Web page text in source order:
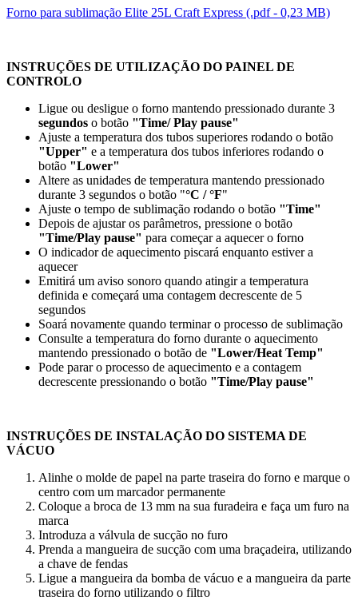
Forno para sublimação Elite 25L Craft Express (.pdf - 0,23 MB)
INSTRUÇÕES DE UTILIZAÇÃO DO PAINEL DE
CONTROLO
Ligue ou desligue o forno mantendo pressionado durante 3
segundos o botão "Time/ Play pause"
Ajuste a temperatura dos tubos superiores rodando o botão
"Upper" e a temperatura dos tubos inferiores rodando o
botão "Lower"
Altere as unidades de temperatura mantendo pressionado
durante 3 segundos o botão "°C / °F"
Ajuste o tempo de sublimação rodando o botão "Time"
Depois de ajustar os parâmetros, pressione o botão
"Time/Play pause" para começar a aquecer o forno
O indicador de aquecimento piscará enquanto estiver a
aquecer
Emitirá um aviso sonoro quando atingir a temperatura
definida e começará uma contagem decrescente de 5
segundos
Soará novamente quando terminar o processo de sublimação
Consulte a temperatura do forno durante o aquecimento
mantendo pressionado o botão de "Lower/Heat Temp"
Pode parar o processo de aquecimento e a contagem
decrescente pressionando o botão "Time/Play pause"
INSTRUÇÕES DE INSTALAÇÃO DO SISTEMA DE
VÁCUO
Alinhe o molde de papel na parte traseira do forno e marque o
centro com um marcador permanente
Coloque a broca de 13 mm na sua furadeira e faça um furo na
marca
Introduza a válvula de sucção no furo
Prenda a mangueira de sucção com uma braçadeira, utilizando
a chave de fendas
Ligue a mangueira da bomba de vácuo e a mangueira da parte
traseira do forno utilizando o filtro